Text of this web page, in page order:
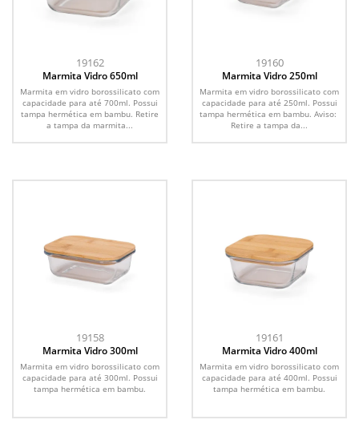
19162
Marmita Vidro 650ml
Marmita em vidro borossilicato com
capacidade para até 700ml. Possui
tampa hermética em bambu. Retire
a tampa da marmita...
19160
Marmita Vidro 250ml
Marmita em vidro borossilicato com
capacidade para até 250ml. Possui
tampa hermética em bambu. Aviso:
Retire a tampa da...
19158
Marmita Vidro 300ml
Marmita em vidro borossilicato com
capacidade para até 300ml. Possui
tampa hermética em bambu.
19161
Marmita Vidro 400ml
Marmita em vidro borossilicato com
capacidade para até 400ml. Possui
tampa hermética em bambu.